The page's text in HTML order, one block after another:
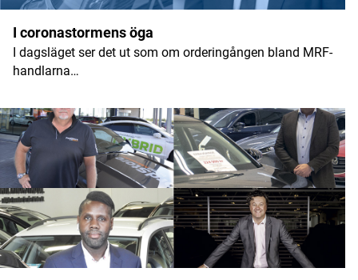
I coronastormens öga
I dagsläget ser det ut som om orderingången bland MRF-
handlarna…